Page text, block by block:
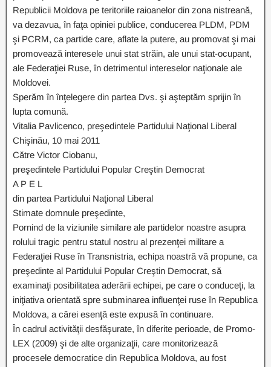
Republicii Moldova pe teritoriile raioanelor din zona nistreană,
va dezavua, în faţa opiniei publice, conducerea PLDM, PDM
şi PCRM, ca partide care, aflate la putere, au promovat şi mai
promovează interesele unui stat străin, ale unui stat-ocupant,
ale Federaţiei Ruse, în detrimentul intereselor naţionale ale
Moldovei.
Sperăm în înţelegere din partea Dvs. şi aşteptăm sprijin în
lupta comună.
Vitalia Pavlicenco, preşedintele Partidului Naţional Liberal
Chişinău, 10 mai 2011
Către Victor Ciobanu,
preşedintele Partidului Popular Creştin Democrat
A P E L
din partea Partidului Naţional Liberal
Stimate domnule preşedinte,
Pornind de la viziunile similare ale partidelor noastre asupra
rolului tragic pentru statul nostru al prezenţei militare a
Federaţiei Ruse în Transnistria, echipa noastră vă propune, ca
preşedinte al Partidului Popular Creştin Democrat, să
examinaţi posibilitatea aderării echipei, pe care o conduceţi, la
iniţiativa orientată spre subminarea influenţei ruse în Republica
Moldova, a cărei esenţă este expusă în continuare.
În cadrul activităţii desfăşurate, în diferite perioade, de Promo-
LEX (2009) şi de alte organizaţii, care monitorizează
procesele democratice din Republica Moldova, au fost